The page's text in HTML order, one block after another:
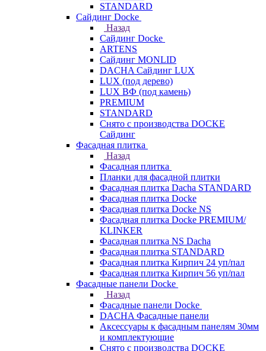
STANDARD
Сайдинг Docke
Назад
Сайдинг Docke
ARTENS
Cайдинг MONLID
DACHA Сайдинг LUX
LUX (под дерево)
LUX ВФ (под камень)
PREMIUM
STANDARD
Снято с производства DOCKE
Сайдинг
Фасадная плитка
Назад
Фасадная плитка
Планки для фасадной плитки
Фасадная плитка Dacha STANDARD
Фасадная плитка Docke
Фасадная плитка Docke NS
Фасадная плитка Docke PREMIUM/
KLINKER
Фасадная плитка NS Dacha
Фасадная плитка STANDARD
Фасадная плитка Кирпич 24 уп/пал
Фасадная плитка Кирпич 56 уп/пал
Фасадные панели Docke
Назад
Фасадные панели Docke
DACHA Фасадные панели
Аксессуары к фасадным панелям 30мм
и комплектующие
Снято с производства DOCKE